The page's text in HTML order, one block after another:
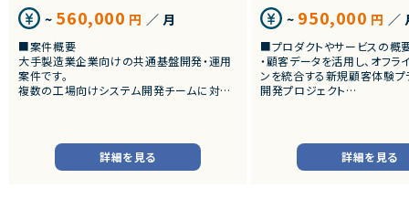
~ 560,000 円 ／ 月
■案件概要
大手製造業企業向けの共通基盤開発・運用
案件です。
複数の工場向けシステム開発チームに対し、
■業務内容
詳細を見る
~ 950,000 円 ／
■プロダクトやサービスの概
・顧客データを活用し、オフラ
ンを統合する新規顧客体験プ
開発プロジェクト
スクラムイベントの最適化・
詳細を見る